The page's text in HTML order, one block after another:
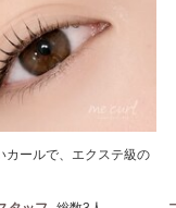
カールで、エクステ級の